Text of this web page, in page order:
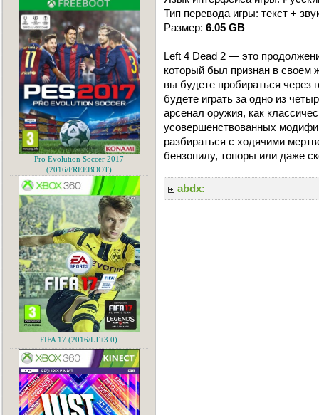
Тип перевода игры: текст +
Размер: 6.05 GB
Left 4 Dead 2 — это
который был признан в своем
вы будете пробираться
будете играть за одно из
арсенал оружия, как
усовершенствованных
разбираться с ходячими
бензопилу, топоры или даже
abdx:
Pro Evolution Soccer 2017
(2016/FREEBOOT)
FIFA 17 (2016/LT+3.0)